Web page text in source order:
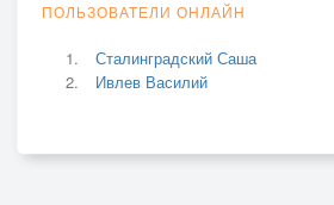
ПОЛЬЗОВАТЕЛИ ОНЛАЙН
Сталинградский Саша
Ивлев Василий